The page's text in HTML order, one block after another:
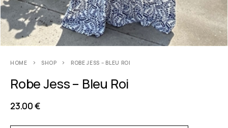
HOME SHOP ROBE JESS – BLEU ROI
Robe Jess – Bleu Roi
23.00€